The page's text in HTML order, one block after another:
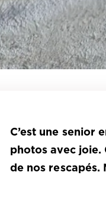
C’est une senior
photos avec joie.
de nos rescapés.